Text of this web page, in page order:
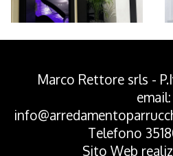
Marco Rettore srls -
email:
Telefono
Sito Web